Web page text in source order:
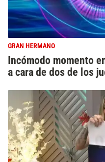
GRAN HERMANO
Incómodo momento
a cara de dos de los